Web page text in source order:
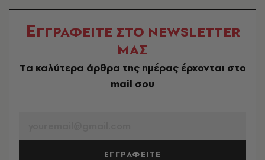
ΕΓΓΡΑΦΕΙΤΕ ΣΤΟ NEWSLETTER
ΜΑΣ
Tα καλύτερα άρθρα της ημέρας έρχονται στο
mail σου
ΕΓΓΡΑΦΕΙΤΕ